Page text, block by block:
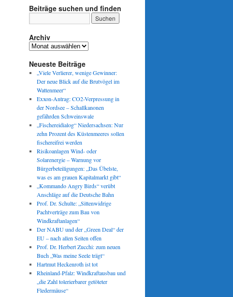
Beiträge suchen und finden
Archiv
Archiv
Neueste Beiträge
„Viele Verlierer, wenige Gewinner:
Der neue Blick auf die Brutvögel im
Wattenmeer“
Exxon-Antrag: CO2-Verpressung in
der Nordsee – Schallkanonen
gefährden Schweinswale
„Fischereidialog“ Niedersachsen: Nur
zehn Prozent des Küstenmeeres sollen
fischereifrei werden
Risikoanlagen Wind- oder
Solarenergie – Warnung vor
Bürgerbeteiligungen: „Das Übelste,
was es am grauen Kapitalmarkt gibt“
„Kommando Angry Birds“ verübt
Anschläge auf die Deutsche Bahn
Prof. Dr. Schulte: „Sittenwidrige
Pachtverträge zum Bau von
Windkraftanlagen“
Der NABU und der „Green Deal“ der
EU – nach allen Seiten offen
Prof. Dr. Herbert Zucchi: zum neuen
Buch „Was meine Seele trägt“
Hartmut Heckenroth ist tot
Rheinland-Pfalz: Windkraftausbau und
„die Zahl tolerierbarer getöteter
Fledermäuse“